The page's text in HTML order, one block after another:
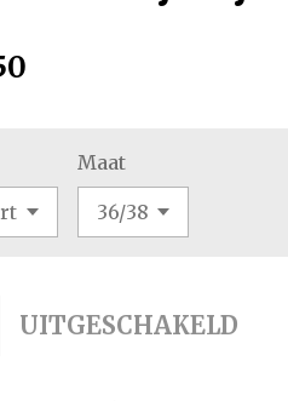
Maat
UITGESCHAKELD